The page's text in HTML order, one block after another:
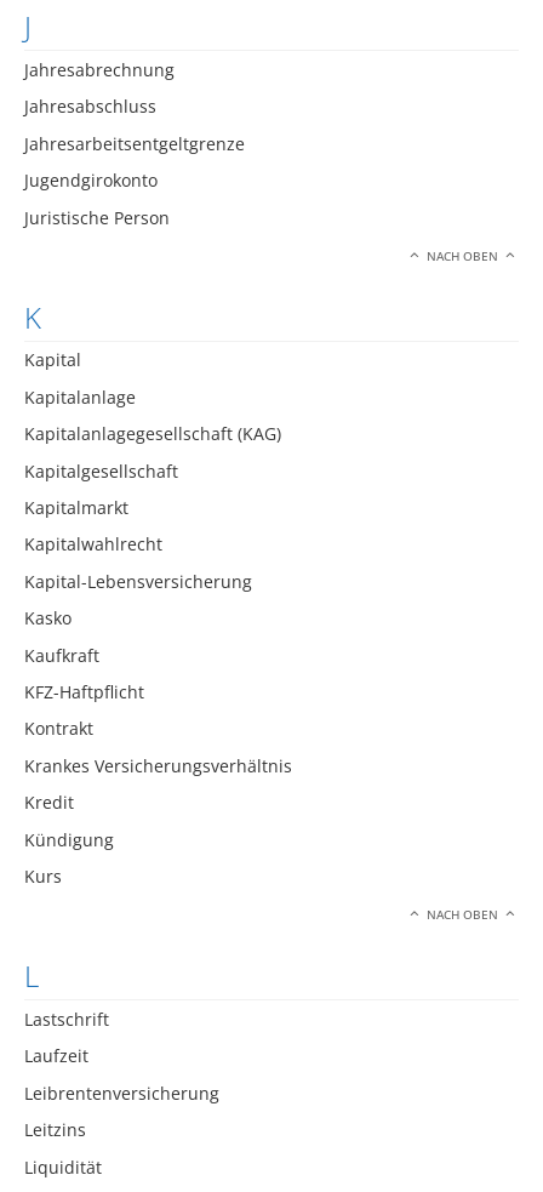
J
Jahresabrechnung
Jahresabschluss
Jahresarbeitsentgeltgrenze
Jugendgirokonto
Juristische Person
NACH OBEN
K
Kapital
Kapitalanlage
Kapitalanlagegesellschaft (KAG)
Kapitalgesellschaft
Kapitalmarkt
Kapitalwahlrecht
Kapital-Lebensversicherung
Kasko
Kaufkraft
KFZ-Haftpflicht
Kontrakt
Krankes Versicherungsverhältnis
Kredit
Kündigung
Kurs
NACH OBEN
L
Lastschrift
Laufzeit
Leibrentenversicherung
Leitzins
Liquidität